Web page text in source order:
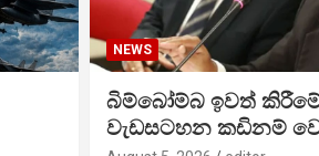
NEWS
බිම්බෝම්බ ඉවත්
වැඩසටහන කඩිනම්